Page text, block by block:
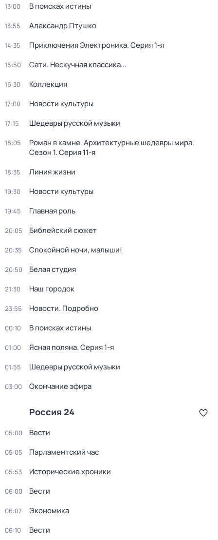
13:00 В поисках истины
13:55 Александр Птушко
14:35 Приключения Электроника. Серия 1-я
15:50 Сати. Нескучная классика...
16:30 Коллекция
17:00 Новости культуры
17:15 Шедевры русской музыки
18:05 Роман в камне. Архитектурные шедевры мира.
Сезон 1. Серия 11-я
18:35 Линия жизни
19:30 Новости культуры
19:45 Главная роль
20:05 Библейский сюжет
20:35 Спокойной ночи, малыши!
20:50 Белая студия
21:30 Наш городок
23:55 Новости. Подробно
00:10 В поисках истины
01:00 Ясная поляна. Серия 1-я
01:55 Шедевры русской музыки
03:00 Окончание эфира
Россия 24
05:00 Вести
05:05 Парламентский час
05:53 Исторические хроники
06:00 Вести
06:07 Экономика
06:10 Вести